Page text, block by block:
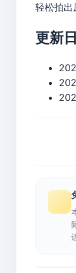
轻松拍出
更新